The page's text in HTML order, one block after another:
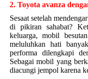
2. Toyota avanza
Sesaat setelah
di pikiran sahabat?
keluarga, mobil
meluluhkan hati
performa dilengkapi
Sebagai mobil yang
diacungi jempol karena